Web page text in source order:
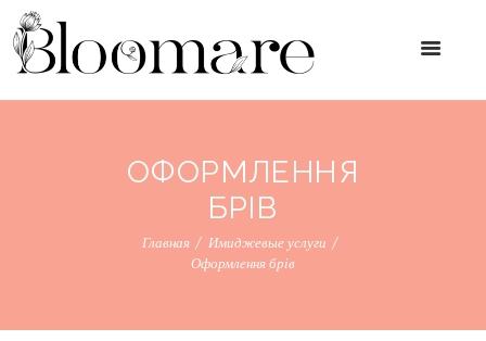
ОФОРМЛЕННЯ
БРІВ
Главная
Имиджевые услуги
Оформлення брів